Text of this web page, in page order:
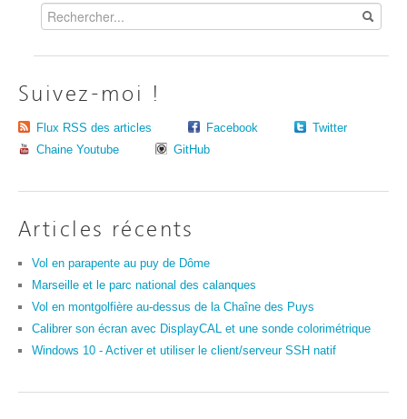
Suivez-moi !
Flux RSS des articles Facebook
Twitter
Chaine Youtube
GitHub
Articles récents
Vol en parapente au puy de Dôme
Marseille et le parc national des calanques
Vol en montgolfière au-dessus de la Chaîne des Puys
Calibrer son écran avec DisplayCAL et une sonde colorimétrique
Windows 10 - Activer et utiliser le client/serveur SSH natif